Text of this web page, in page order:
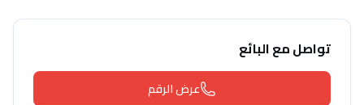
تواصل مع البائع
عرض الرقم